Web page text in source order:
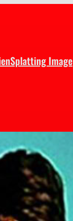
Splatting Image